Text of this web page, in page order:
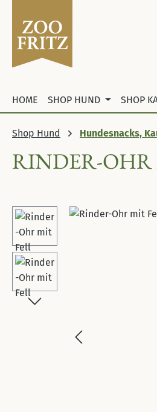
HOME SHOP HUND SHOP
Shop Hund Hundesnacks,
RINDER-
Bildergalerie überspringen